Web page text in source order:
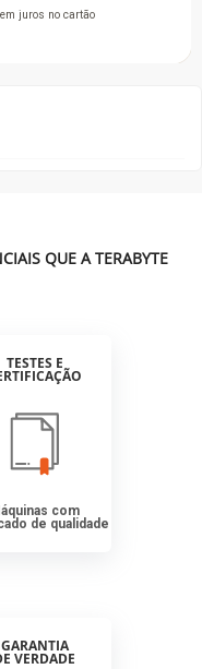
QUE A TERABYTE
TESTES E
com
de qualidade
GARANTIA
VERDADE